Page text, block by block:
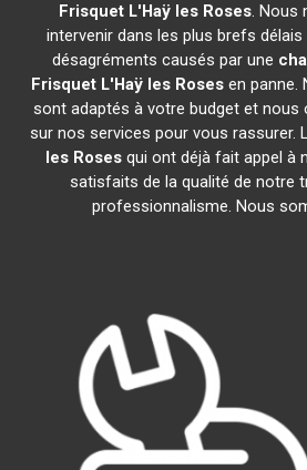
Frisquet L'Haÿ les Roses. Nous
intervenir dans les plus brefs
désagréments causés par une
Frisquet L'Haÿ les Roses en
sont adaptés à votre budget et
sur nos services pour vous rassurer.
les Roses qui ont déjà fait appel à
satisfaits de la qualité de notre
professionnalisme. Nous